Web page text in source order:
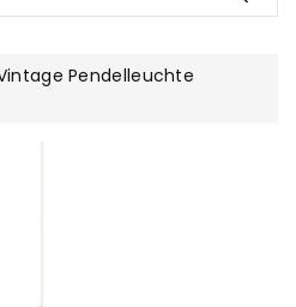
Pendelleuchte